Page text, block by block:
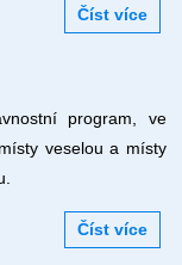
Číst více
program, ve
veselou a místy
Číst více